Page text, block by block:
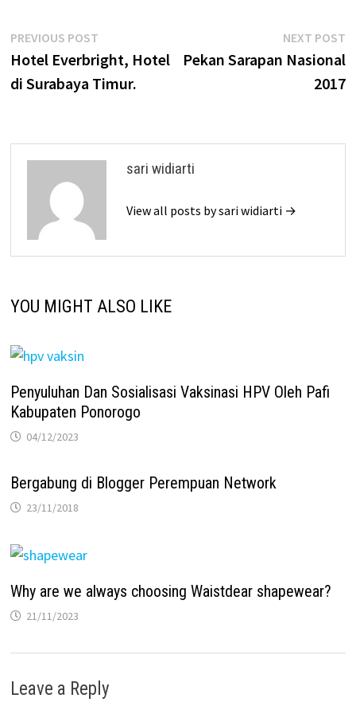
Post
navigation
PREVIOUS POSTPrevious
post:
Hotel Everbright, Hotel
di Surabaya Timur.
NEXT POST
Pekan Sarapan Nasional
2017
sari widiarti
View all posts by sari widiarti →
YOU MIGHT ALSO LIKE
Penyuluhan Dan Sosialisasi Vaksinasi HPV Oleh Pafi
Kabupaten Ponorogo
04/12/2023
Bergabung di Blogger Perempuan Network
23/11/2018
Why are we always choosing Waistdear shapewear?
21/11/2023
Leave a Reply